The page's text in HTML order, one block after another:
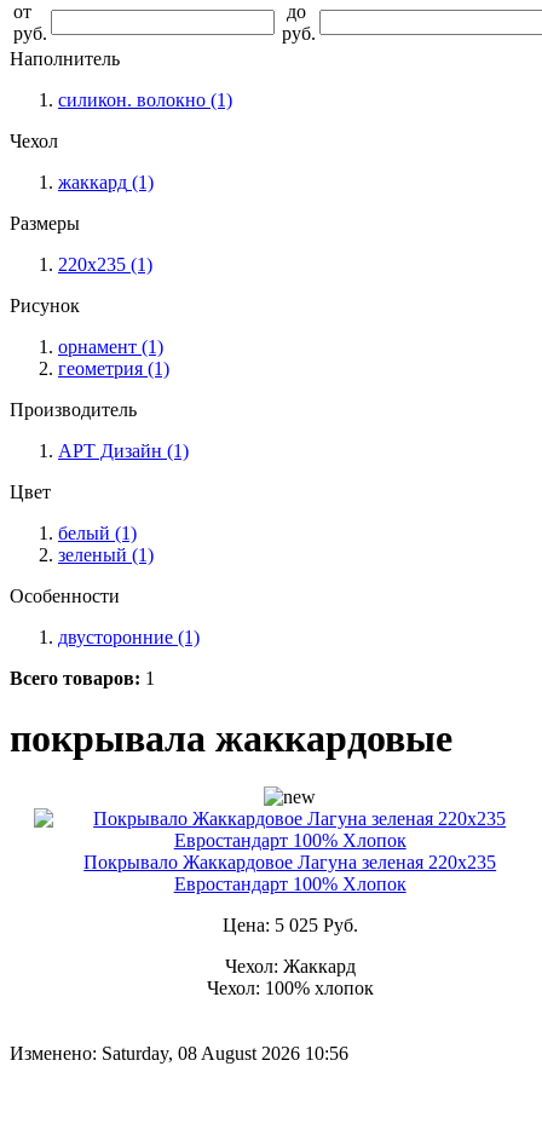
от
руб.
до
руб.
Наполнитель
силикон. волокно (1)
Чехол
жаккард (1)
Размеры
220х235 (1)
Рисунок
орнамент (1)
геометрия (1)
Производитель
АРТ Дизайн (1)
Цвет
белый (1)
зеленый (1)
Особенности
двусторонние (1)
Всего товаров: 1
покрывала жаккардовые
Покрывало Жаккардовое Лагуна зеленая 220х235
Евростандарт 100% Хлопок
Цена: 5 025 Руб.
Чехол: Жаккард
Чехол: 100% хлопок
Изменено: Saturday, 08 August 2026 10:56